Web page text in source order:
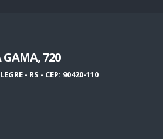
GAMA, 720
- RS - CEP: 90420-110